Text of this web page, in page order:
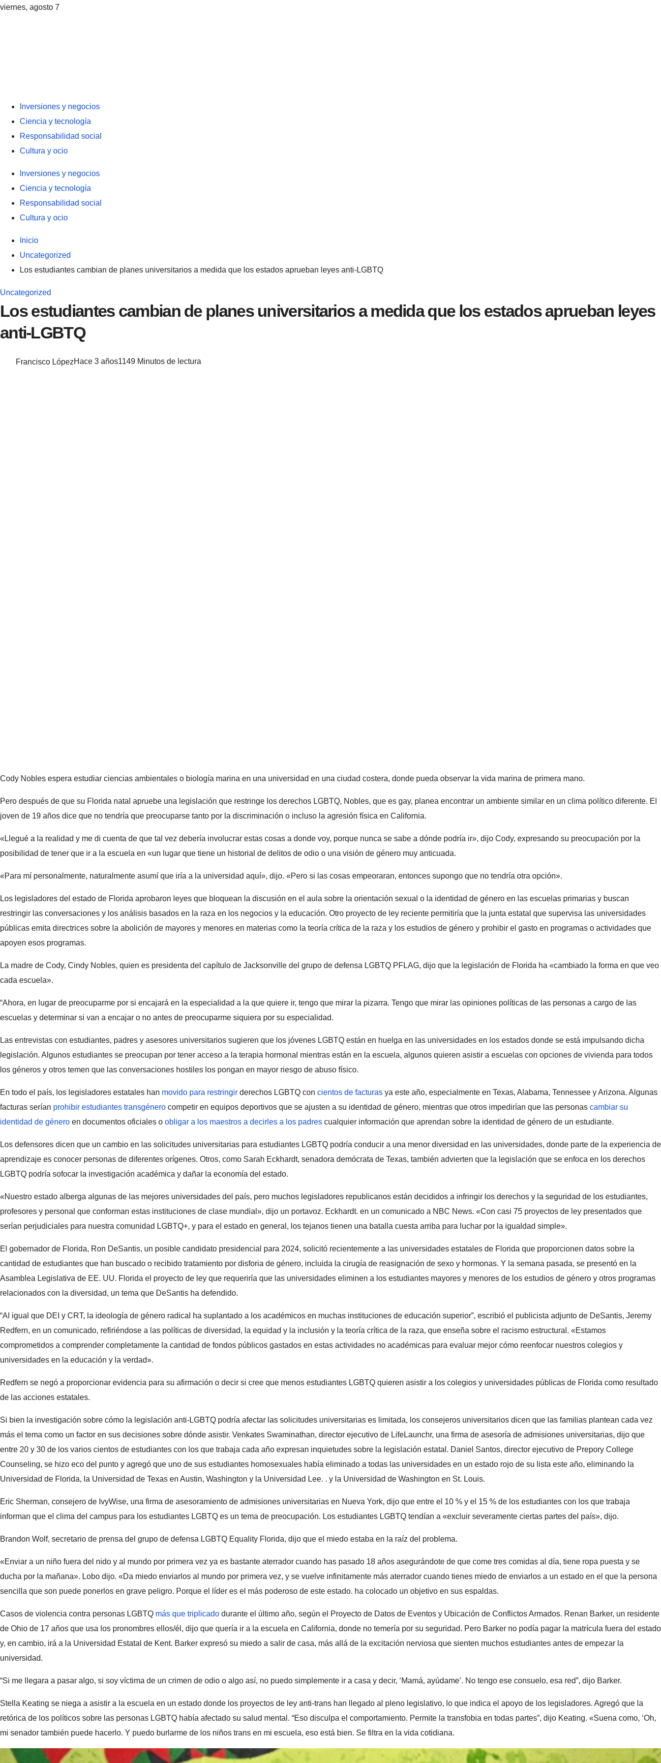
viernes, agosto 7
Inversiones y negocios
Ciencia y tecnología
Responsabilidad social
Cultura y ocio
Inversiones y negocios
Ciencia y tecnología
Responsabilidad social
Cultura y ocio
Inicio
Uncategorized
Los estudiantes cambian de planes universitarios a medida que los estados aprueban leyes anti-LGBTQ
Uncategorized
Los estudiantes cambian de planes universitarios a medida que los estados aprueban leyes
anti-LGBTQ
Francisco LópezHace 3 años1149 Minutos de lectura
Cody Nobles espera estudiar ciencias ambientales o biología marina en una universidad en una ciudad costera, donde pueda observar la vida marina de primera mano.
Pero después de que su Florida natal apruebe una legislación que restringe los derechos LGBTQ, Nobles, que es gay, planea encontrar un ambiente similar en un clima político diferente. El
joven de 19 años dice que no tendría que preocuparse tanto por la discriminación o incluso la agresión física en California.
«Llegué a la realidad y me di cuenta de que tal vez debería involucrar estas cosas a donde voy, porque nunca se sabe a dónde podría ir», dijo Cody, expresando su preocupación por la
posibilidad de tener que ir a la escuela en «un lugar que tiene un historial de delitos de odio o una visión de género muy anticuada.
«Para mí personalmente, naturalmente asumí que iría a la universidad aquí», dijo. «Pero si las cosas empeoraran, entonces supongo que no tendría otra opción».
Los legisladores del estado de Florida aprobaron leyes que bloquean la discusión en el aula sobre la orientación sexual o la identidad de género en las escuelas primarias y buscan
restringir las conversaciones y los análisis basados ​​en la raza en los negocios y la educación. Otro proyecto de ley reciente permitiría que la junta estatal que supervisa las universidades
públicas emita directrices sobre la abolición de mayores y menores en materias como la teoría crítica de la raza y los estudios de género y prohibir el gasto en programas o actividades que
apoyen esos programas.
La madre de Cody, Cindy Nobles, quien es presidenta del capítulo de Jacksonville del grupo de defensa LGBTQ PFLAG, dijo que la legislación de Florida ha «cambiado la forma en que veo
cada escuela».
“Ahora, en lugar de preocuparme por si encajará en la especialidad a la que quiere ir, tengo que mirar la pizarra. Tengo que mirar las opiniones políticas de las personas a cargo de las
escuelas y determinar si van a encajar o no antes de preocuparme siquiera por su especialidad.
Las entrevistas con estudiantes, padres y asesores universitarios sugieren que los jóvenes LGBTQ están en huelga en las universidades en los estados donde se está impulsando dicha
legislación. Algunos estudiantes se preocupan por tener acceso a la terapia hormonal mientras están en la escuela, algunos quieren asistir a escuelas con opciones de vivienda para todos
los géneros y otros temen que las conversaciones hostiles los pongan en mayor riesgo de abuso físico.
En todo el país, los legisladores estatales han movido para restringir derechos LGBTQ con cientos de facturas ya este año, especialmente en Texas, Alabama, Tennessee y Arizona. Algunas
facturas serían prohibir estudiantes transgénero competir en equipos deportivos que se ajusten a su identidad de género, mientras que otros impedirían que las personas cambiar su
identidad de género en documentos oficiales o obligar a los maestros a decirles a los padres cualquier información que aprendan sobre la identidad de género de un estudiante.
Los defensores dicen que un cambio en las solicitudes universitarias para estudiantes LGBTQ podría conducir a una menor diversidad en las universidades, donde parte de la experiencia de
aprendizaje es conocer personas de diferentes orígenes. Otros, como Sarah Eckhardt, senadora demócrata de Texas, también advierten que la legislación que se enfoca en los derechos
LGBTQ podría sofocar la investigación académica y dañar la economía del estado.
«Nuestro estado alberga algunas de las mejores universidades del país, pero muchos legisladores republicanos están decididos a infringir los derechos y la seguridad de los estudiantes,
profesores y personal que conforman estas instituciones de clase mundial», dijo un portavoz. Eckhardt. en un comunicado a NBC News. «Con casi 75 proyectos de ley presentados que
serían perjudiciales para nuestra comunidad LGBTQ+, y para el estado en general, los tejanos tienen una batalla cuesta arriba para luchar por la igualdad simple».
El gobernador de Florida, Ron DeSantis, un posible candidato presidencial para 2024, solicitó recientemente a las universidades estatales de Florida que proporcionen datos sobre la
cantidad de estudiantes que han buscado o recibido tratamiento por disforia de género, incluida la cirugía de reasignación de sexo y hormonas. Y la semana pasada, se presentó en la
Asamblea Legislativa de EE. UU. Florida el proyecto de ley que requeriría que las universidades eliminen a los estudiantes mayores y menores de los estudios de género y otros programas
relacionados con la diversidad, un tema que DeSantis ha defendido.
“Al igual que DEI y CRT, la ideología de género radical ha suplantado a los académicos en muchas instituciones de educación superior”, escribió el publicista adjunto de DeSantis, Jeremy
Redfern, en un comunicado, refiriéndose a las políticas de diversidad, la equidad y la inclusión y la teoría crítica de la raza, que enseña sobre el racismo estructural. «Estamos
comprometidos a comprender completamente la cantidad de fondos públicos gastados en estas actividades no académicas para evaluar mejor cómo reenfocar nuestros colegios y
universidades en la educación y la verdad».
Redfern se negó a proporcionar evidencia para su afirmación o decir si cree que menos estudiantes LGBTQ quieren asistir a los colegios y universidades públicas de Florida como resultado
de las acciones estatales.
Si bien la investigación sobre cómo la legislación anti-LGBTQ podría afectar las solicitudes universitarias es limitada, los consejeros universitarios dicen que las familias plantean cada vez
más el tema como un factor en sus decisiones sobre dónde asistir. Venkates Swaminathan, director ejecutivo de LifeLaunchr, una firma de asesoría de admisiones universitarias, dijo que
entre 20 y 30 de los varios cientos de estudiantes con los que trabaja cada año expresan inquietudes sobre la legislación estatal. Daniel Santos, director ejecutivo de Prepory College
Counseling, se hizo eco del punto y agregó que uno de sus estudiantes homosexuales había eliminado a todas las universidades en un estado rojo de su lista este año, eliminando la
Universidad de Florida, la Universidad de Texas en Austin, Washington y la Universidad Lee. . y la Universidad de Washington en St. Louis.
Eric Sherman, consejero de IvyWise, una firma de asesoramiento de admisiones universitarias en Nueva York, dijo que entre el 10 % y el 15 % de los estudiantes con los que trabaja
informan que el clima del campus para los estudiantes LGBTQ es un tema de preocupación. Los estudiantes LGBTQ tendían a «excluir severamente ciertas partes del país», dijo.
Brandon Wolf, secretario de prensa del grupo de defensa LGBTQ Equality Florida, dijo que el miedo estaba en la raíz del problema.
«Enviar a un niño fuera del nido y al mundo por primera vez ya es bastante aterrador cuando has pasado 18 años asegurándote de que come tres comidas al día, tiene ropa puesta y se
ducha por la mañana». Lobo dijo. «Da miedo enviarlos al mundo por primera vez, y se vuelve infinitamente más aterrador cuando tienes miedo de enviarlos a un estado en el que la persona
sencilla que son puede ponerlos en grave peligro. Porque el líder es el más poderoso de este estado. ha colocado un objetivo en sus espaldas.
Casos de violencia contra personas LGBTQ más que triplicado durante el último año, según el Proyecto de Datos de Eventos y Ubicación de Conflictos Armados. Renan Barker, un residente
de Ohio de 17 años que usa los pronombres ellos/él, dijo que quería ir a la escuela en California, donde no temería por su seguridad. Pero Barker no podía pagar la matrícula fuera del estado
y, en cambio, irá a la Universidad Estatal de Kent. Barker expresó su miedo a salir de casa, más allá de la excitación nerviosa que sienten muchos estudiantes antes de empezar la
universidad.
“Si me llegara a pasar algo, si soy víctima de un crimen de odio o algo así, no puedo simplemente ir a casa y decir, ‘Mamá, ayúdame’. No tengo ese consuelo, esa red”, dijo Barker.
Stella Keating se niega a asistir a la escuela en un estado donde los proyectos de ley anti-trans han llegado al pleno legislativo, lo que indica el apoyo de los legisladores. Agregó que la
retórica de los políticos sobre las personas LGBTQ había afectado su salud mental. “Eso disculpa el comportamiento. Permite la transfobia en todas partes”, dijo Keating. «Suena como, ‘Oh,
mi senador también puede hacerlo. Y puedo burlarme de los niños trans en mi escuela, eso está bien. Se filtra en la vida cotidiana.